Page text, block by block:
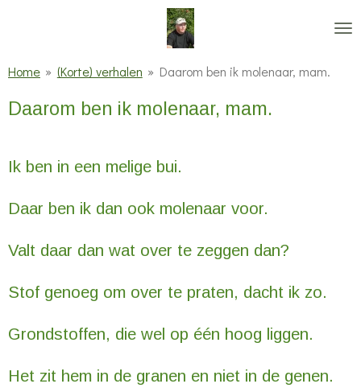
hoofdinhoud
Home » (Korte) verhalen » Daarom ben ik molenaar, mam.
Daarom ben ik molenaar, mam.
Ik ben in een melige bui.
Daar ben ik dan ook molenaar voor.
Valt daar dan wat over te zeggen dan?
Stof genoeg om over te praten, dacht ik zo.
Grondstoffen, die wel op één hoog liggen.
Het zit hem in de granen en niet in de genen.